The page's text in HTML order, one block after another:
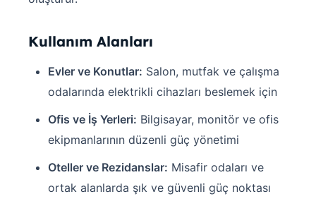
Kullanım Alanları
Evler ve Konutlar: Salon, mutfak ve çalışma
odalarında elektrikli cihazları beslemek için
Ofis ve İş Yerleri: Bilgisayar, monitör ve ofis
ekipmanlarının düzenli güç yönetimi
Oteller ve Rezidanslar: Misafir odaları ve
ortak alanlarda şık ve güvenli güç noktası